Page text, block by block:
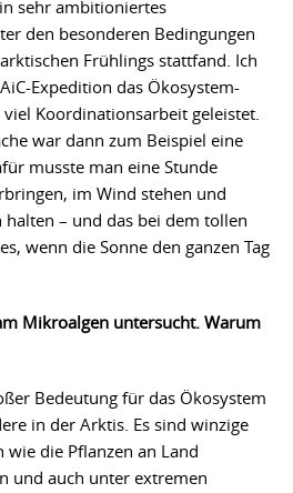
sehr ambitioniertes
den besonderen Bedingungen
Frühlings stattfand. Ich
Expedition das Ökosystem-
Koordinationsarbeit geleistet.
war dann zum Beispiel eine
musste man eine Stunde
im Wind stehen und
halten – und das bei dem tollen
wenn die Sonne den ganzen Tag
Mikroalgen untersucht. Warum
Bedeutung für das Ökosystem
in der Arktis. Es sind winzige
die Pflanzen an Land
und auch unter extremen